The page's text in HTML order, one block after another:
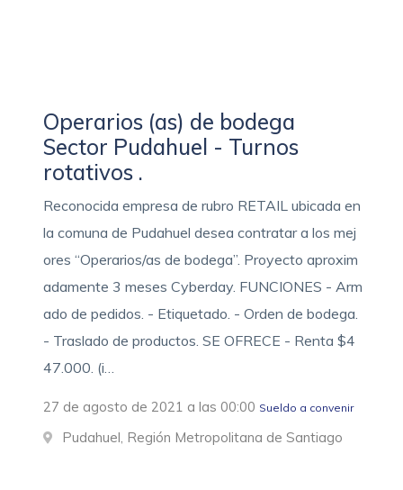
Operarios (as) de bodega
Sector Pudahuel - Turnos
rotativos .
Reconocida empresa de rubro RETAIL ubicada en
la comuna de Pudahuel desea contratar a los mej
ores “Operarios/as de bodega”. Proyecto aproxim
adamente 3 meses Cyberday. FUNCIONES - Arm
ado de pedidos. - Etiquetado. - Orden de bodega.
- Traslado de productos. SE OFRECE - Renta $4
47.000. (i…
27 de agosto de 2021 a las 00:00 Sueldo a convenir
Pudahuel, Región Metropolitana de Santiago